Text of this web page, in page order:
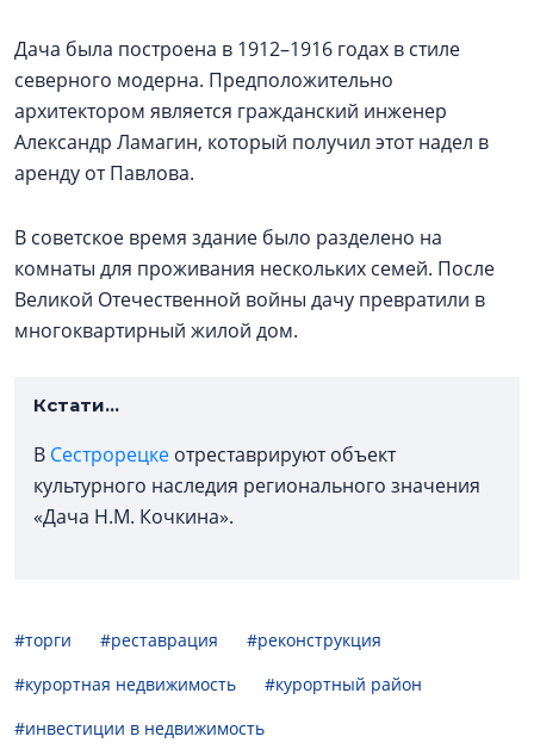
Дача была построена в 1912–1916 годах в стиле
северного модерна. Предположительно
архитектором является гражданский инженер
Александр Ламагин, который получил этот надел в
аренду от Павлова.
В советское время здание было разделено на
комнаты для проживания нескольких семей. После
Великой Отечественной войны дачу превратили в
многоквартирный жилой дом.
Кстати...
В Сестрорецке отреставрируют объект
культурного наследия регионального значения
«Дача Н.М. Кочкина».
#торги #реставрация
#реконструкция
#курортная недвижимость
#курортный район
#инвестиции в недвижимость